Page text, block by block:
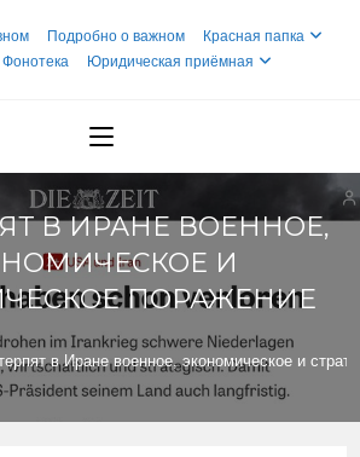
Подробно о важном
Красная папка
Фонотека Юридическая приёмная
В ИРАНЕ ВОЕННОЕ,
И
ПОРАЖЕНИЕ
в Иране военное, экономическое и